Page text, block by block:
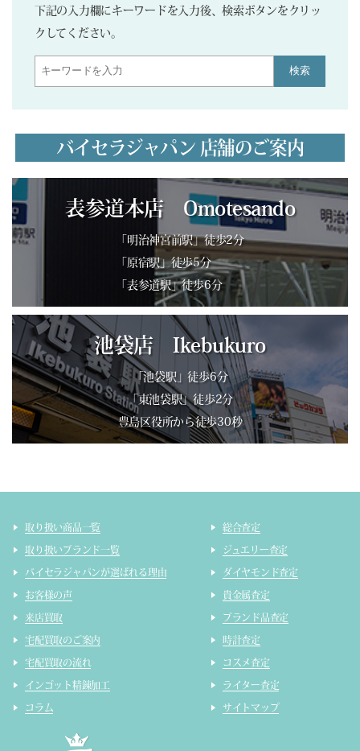
下記の入力欄にキーワードを入力後、検索ボタンをクリッ
クしてください。
検索
バイセラジャパン 店舗のご案内
表参道本店 Omotesando
「明治神宮前駅」徒歩2分
「原宿駅」徒歩5分
「表参道駅」徒歩6分
池袋店 Ikebukuro
「池袋駅」徒歩6分
「東池袋駅」徒歩2分
豊島区役所から徒歩30秒
取り扱い商品一覧
取り扱いブランド一覧
バイセラジャパンが選ばれる理由
お客様の声
来店買取
宅配買取のご案内
宅配買取の流れ
インゴット精錬加工
コラム
総合査定
ジュエリー査定
ダイヤモンド査定
貴金属査定
ブランド品査定
時計査定
コスメ査定
ライター査定
サイトマップ